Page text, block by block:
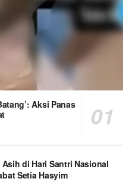
Aksi Panas
di Hari Santri Nasional
Setia Hasyim